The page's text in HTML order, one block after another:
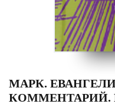
МАРК.
КОММЕНТАРИЙ.